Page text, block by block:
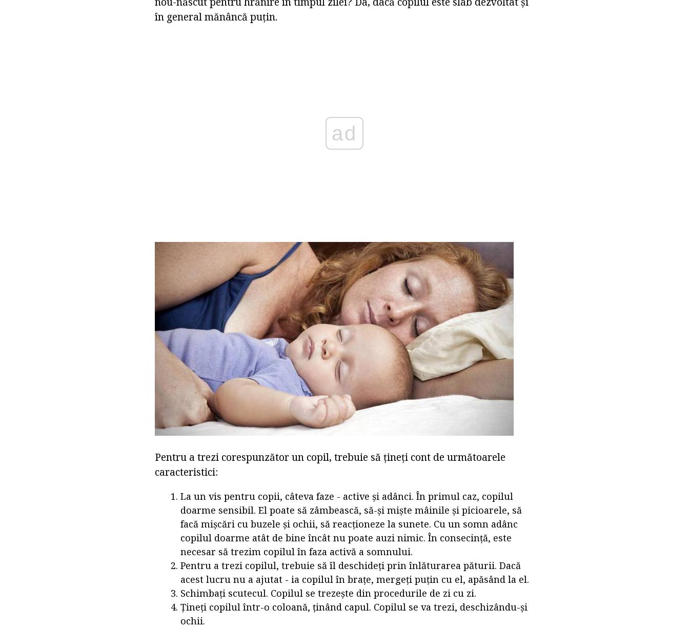
în general mănâncă puțin.
ad
Pentru a trezi corespunzător un copil, trebuie să țineți cont de următoarele
caracteristici:
La un vis pentru copii, câteva faze - active și adânci. În primul caz, copilul
doarme sensibil. El poate să zâmbească, să-și miște mâinile și picioarele, să
facă mișcări cu buzele și ochii, să reacționeze la sunete. Cu un somn adânc
copilul doarme atât de bine încât nu poate auzi nimic. În consecință, este
necesar să trezim copilul în faza activă a somnului.
Pentru a trezi copilul, trebuie să îl deschideți prin înlăturarea păturii. Dacă
acest lucru nu a ajutat - ia copilul în brațe, mergeți puțin cu el, apăsând la el.
Schimbați scutecul. Copilul se trezește din procedurile de zi cu zi.
Țineți copilul într-o coloană, ținând capul. Copilul se va trezi, deschizându-și
ochii.